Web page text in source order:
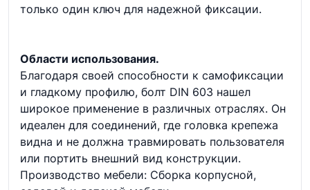
только один ключ для надежной фиксации.
Области использования.
Благодаря своей способности к самофиксации
и гладкому профилю, болт DIN 603 нашел
широкое применение в различных отраслях. Он
идеален для соединений, где головка крепежа
видна и не должна травмировать пользователя
или портить внешний вид конструкции.
Производство мебели: Сборка корпусной,